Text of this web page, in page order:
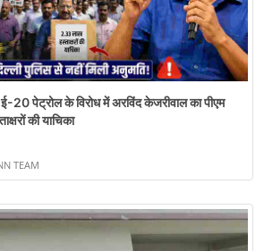
ई-20 पेट्रोल के विरोध में अरविंद केजरीवाल का पीएम
की याचिका
TEAM